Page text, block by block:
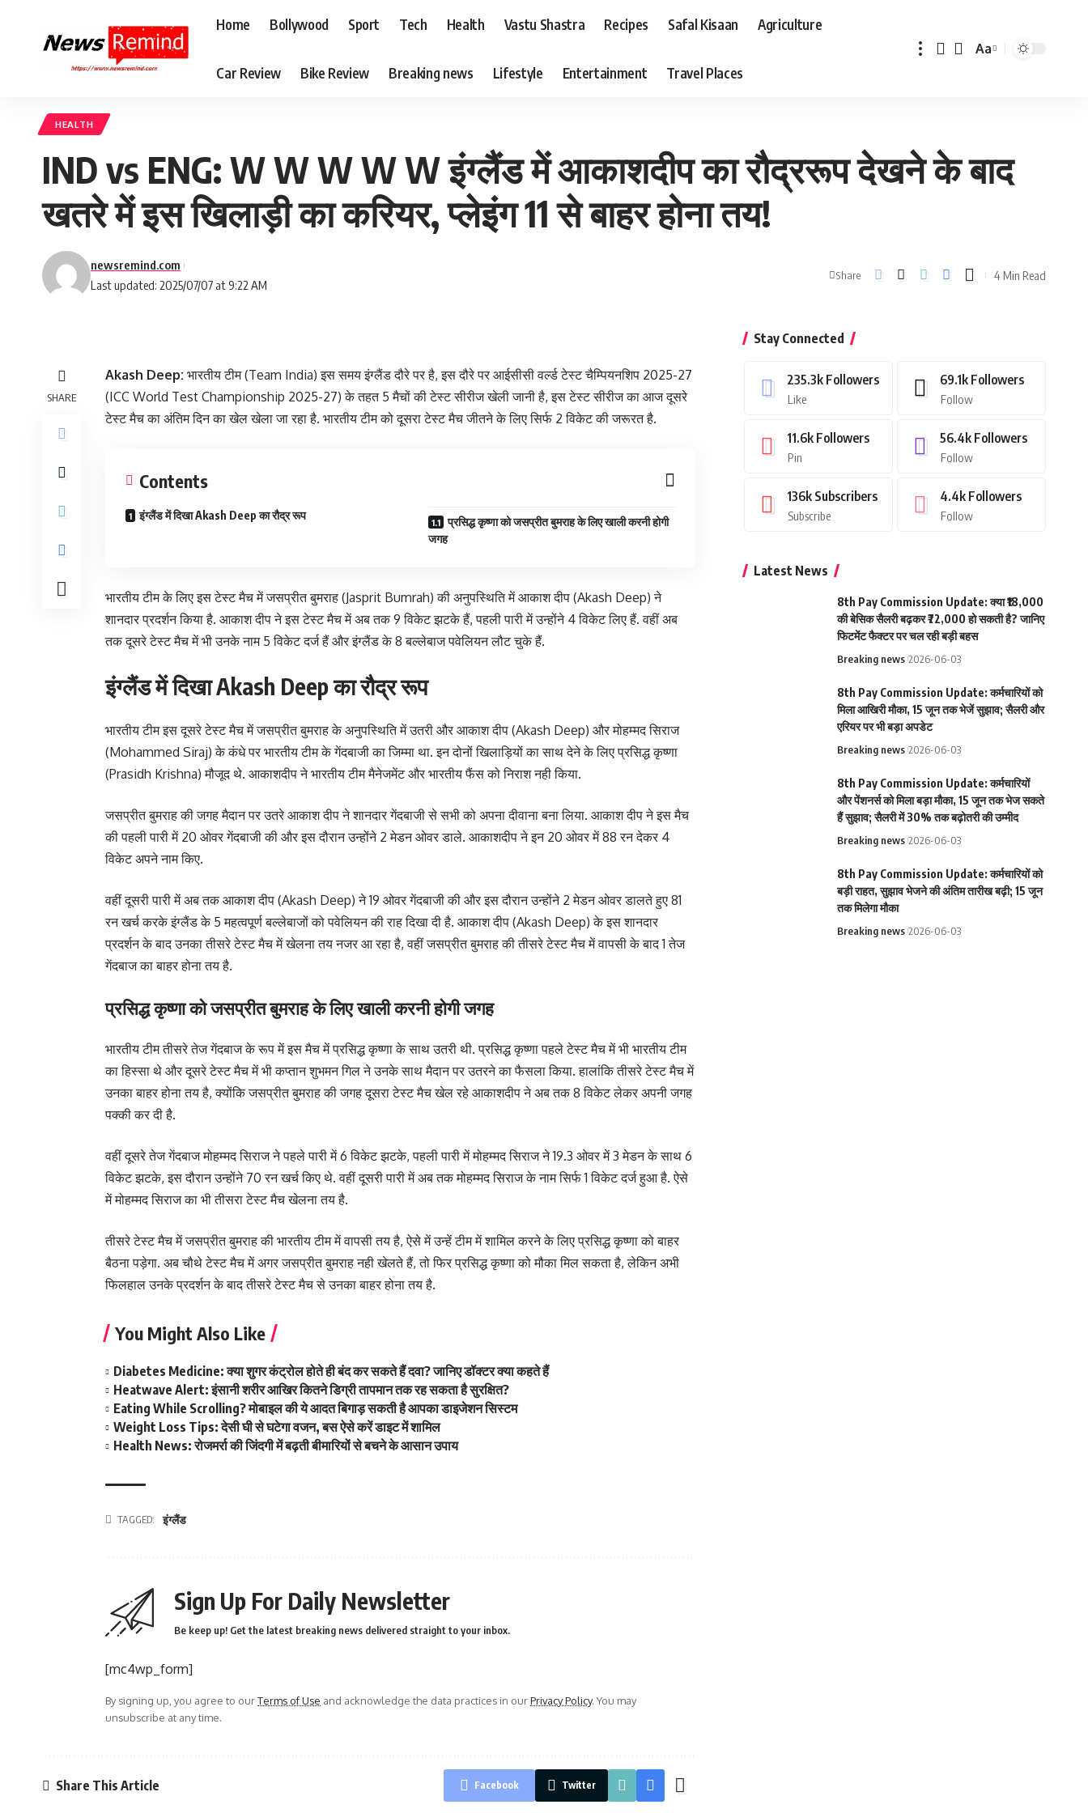
Home Bollywood Sport Tech Health Vastu Shastra Recipes Safal Kisaan Agriculture
Car Review Bike Review Breaking news Lifestyle Entertainment Travel Places
Font
Aa
HEALTH
IND vs ENG: W W W W W इंग्लैंड में आकाशदीप का रौद्ररूप देखने के बाद
खतरे में इस खिलाड़ी का करियर, प्लेइंग 11 से बाहर होना तय!
Last updated: 2025/07/07 at 9:22 AM
newsremind.com
Share 4 Min Read
SHARE
Akash Deep: भारतीय टीम (Team India) इस समय इंग्लैंड दौरे पर है, इस दौरे पर आईसीसी वर्ल्ड टेस्ट चैम्पियनशिप 2025-27
(ICC World Test Championship 2025-27) के तहत 5 मैचों की टेस्ट सीरीज खेली जानी है, इस टेस्ट सीरीज का आज दूसरे
टेस्ट मैच का अंतिम दिन का खेल खेला जा रहा है. भारतीय टीम को दूसरा टेस्ट मैच जीतने के लिए सिर्फ 2 विकेट की जरूरत है.
Contents
इंग्लैंड में दिखा Akash Deep का रौद्र रूप
प्रसिद्ध कृष्णा को जसप्रीत बुमराह के लिए खाली करनी होगी
जगह
भारतीय टीम के लिए इस टेस्ट मैच में जसप्रीत बुमराह (Jasprit Bumrah) की अनुपस्थिति में आकाश दीप (Akash Deep) ने
शानदार प्रदर्शन किया है. आकाश दीप ने इस टेस्ट मैच में अब तक 9 विकेट झटके हैं, पहली पारी में उन्होंने 4 विकेट लिए हैं. वहीं अब
तक दूसरे टेस्ट मैच में भी उनके नाम 5 विकेट दर्ज हैं और इंग्लैंड के 8 बल्लेबाज पवेलियन लौट चुके हैं.
इंग्लैंड में दिखा Akash Deep का रौद्र रूप
भारतीय टीम इस दूसरे टेस्ट मैच में जसप्रीत बुमराह के अनुपस्थिति में उतरी और आकाश दीप (Akash Deep) और मोहम्मद सिराज
(Mohammed Siraj) के कंधे पर भारतीय टीम के गेंदबाजी का जिम्मा था. इन दोनों खिलाड़ियों का साथ देने के लिए प्रसिद्ध कृष्णा
(Prasidh Krishna) मौजूद थे. आकाशदीप ने भारतीय टीम मैनेजमेंट और भारतीय फैंस को निराश नही किया.
जसप्रीत बुमराह की जगह मैदान पर उतरे आकाश दीप ने शानदार गेंदबाजी से सभी को अपना दीवाना बना लिया. आकाश दीप ने इस मैच
की पहली पारी में 20 ओवर गेंदबाजी की और इस दौरान उन्होंने 2 मेडन ओवर डाले. आकाशदीप ने इन 20 ओवर में 88 रन देकर 4
विकेट अपने नाम किए.
वहीं दूसरी पारी में अब तक आकाश दीप (Akash Deep) ने 19 ओवर गेंदबाजी की और इस दौरान उन्होंने 2 मेडन ओवर डालते हुए 81
रन खर्च करके इंग्लैंड के 5 महत्वपूर्ण बल्लेबाजों को पवेलियन की राह दिखा दी है. आकाश दीप (Akash Deep) के इस शानदार
प्रदर्शन के बाद उनका तीसरे टेस्ट मैच में खेलना तय नजर आ रहा है, वहीं जसप्रीत बुमराह की तीसरे टेस्ट मैच में वापसी के बाद 1 तेज
गेंदबाज का बाहर होना तय है.
प्रसिद्ध कृष्णा को जसप्रीत बुमराह के लिए खाली करनी होगी जगह
भारतीय टीम तीसरे तेज गेंदबाज के रूप में इस मैच में प्रसिद्ध कृष्णा के साथ उतरी थी. प्रसिद्ध कृष्णा पहले टेस्ट मैच में भी भारतीय टीम
का हिस्सा थे और दूसरे टेस्ट मैच में भी कप्तान शुभमन गिल ने उनके साथ मैदान पर उतरने का फैसला किया. हालांकि तीसरे टेस्ट मैच में
उनका बाहर होना तय है, क्योंकि जसप्रीत बुमराह की जगह दूसरा टेस्ट मैच खेल रहे आकाशदीप ने अब तक 8 विकेट लेकर अपनी जगह
पक्की कर दी है.
वहीं दूसरे तेज गेंदबाज मोहम्मद सिराज ने पहले पारी में 6 विकेट झटके, पहली पारी में मोहम्मद सिराज ने 19.3 ओवर में 3 मेडन के साथ 6
विकेट झटके, इस दौरान उन्होंने 70 रन खर्च किए थे. वहीं दूसरी पारी में अब तक मोहम्मद सिराज के नाम सिर्फ 1 विकेट दर्ज हुआ है. ऐसे
में मोहम्मद सिराज का भी तीसरा टेस्ट मैच खेलना तय है.
तीसरे टेस्ट मैच में जसप्रीत बुमराह की भारतीय टीम में वापसी तय है, ऐसे में उन्हें टीम में शामिल करने के लिए प्रसिद्ध कृष्णा को बाहर
बैठना पड़ेगा. अब चौथे टेस्ट मैच में अगर जसप्रीत बुमराह नही खेलते हैं, तो फिर प्रसिद्ध कृष्णा को मौका मिल सकता है, लेकिन अभी
फिलहाल उनके प्रदर्शन के बाद तीसरे टेस्ट मैच से उनका बाहर होना तय है.
You Might Also Like
Diabetes Medicine: क्या शुगर कंट्रोल होते ही बंद कर सकते हैं दवा? जानिए डॉक्टर क्या कहते हैं
Heatwave Alert: इंसानी शरीर आखिर कितने डिग्री तापमान तक रह सकता है सुरक्षित?
Eating While Scrolling? मोबाइल की ये आदत बिगाड़ सकती है आपका डाइजेशन सिस्टम
Weight Loss Tips: देसी घी से घटेगा वजन, बस ऐसे करें डाइट में शामिल
Health News: रोजमर्रा की जिंदगी में बढ़ती बीमारियों से बचने के आसान उपाय
TAGGED: इंग्लैंड
Sign Up For Daily Newsletter
Be keep up! Get the latest breaking news delivered straight to your inbox.
[mc4wp_form]
By signing up, you agree to ourTerms of Use and acknowledge the data practices in ourPrivacy Policy. You may
unsubscribe at any time.
Share This Article Facebook Twitter
Stay Connected
235.3k Followers
Like
69.1k Followers
Follow
11.6k Followers
Pin
56.4k Followers
Follow
136k Subscribers
Subscribe
4.4k Followers
Follow
Latest News
8th Pay Commission Update: क्या ₹18,000
की बेसिक सैलरी बढ़कर ₹72,000 हो सकती है? जानिए
फिटमेंट फैक्टर पर चल रही बड़ी बहस
Breaking news 2026-06-03
8th Pay Commission Update: कर्मचारियों को
मिला आखिरी मौका, 15 जून तक भेजें सुझाव; सैलरी और
एरियर पर भी बड़ा अपडेट
Breaking news 2026-06-03
8th Pay Commission Update: कर्मचारियों
और पेंशनर्स को मिला बड़ा मौका, 15 जून तक भेज सकते
हैं सुझाव; सैलरी में 30% तक बढ़ोतरी की उम्मीद
Breaking news 2026-06-03
8th Pay Commission Update: कर्मचारियों को
बड़ी राहत, सुझाव भेजने की अंतिम तारीख बढ़ी; 15 जून
तक मिलेगा मौका
Breaking news 2026-06-03